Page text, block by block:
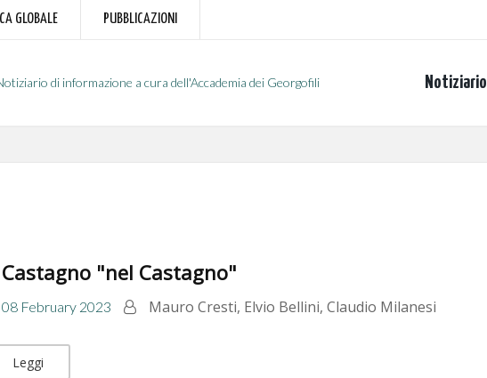
GLOBALE PUBBLICAZIONI
di informazione a cura dell'Accademia dei Georgofili Notiziario
"nel Castagno"
08 February 2023 Mauro Cresti, Elvio Bellini, Claudio Milanesi
Leggi